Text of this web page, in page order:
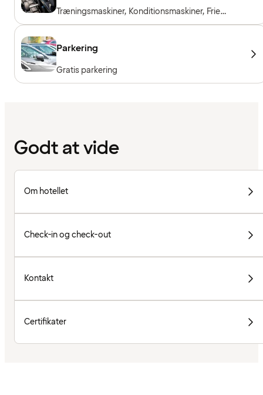
Træningsmaskiner, Konditionsmaskiner, Frie
vægte, Gratis entré for hotelgæster,
Parkering
Gratis parkering
Godt at vide
Om hotellet
Check-in og check-out
Kontakt
Certifikater